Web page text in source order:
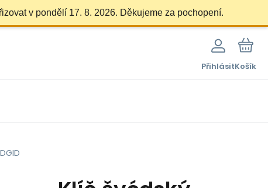
v pondělí 17. 8. 2026. Děkujeme za pochopení.
PřihlásitKošík